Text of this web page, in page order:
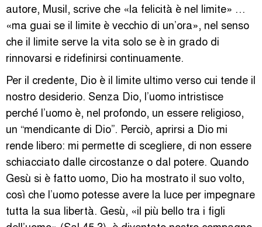
autore, Musil, scrive che «la felicità è nel limite» …
«ma guai se il limite è vecchio di un’ora», nel senso
che il limite serve la vita solo se è in grado di
rinnovarsi e ridefinirsi continuamente.
Per il credente, Dio è il limite ultimo verso cui tende il
nostro desiderio. Senza Dio, l’uomo intristisce
perché l’uomo è, nel profondo, un essere religioso,
un “mendicante di Dio”. Perciò, aprirsi a Dio mi
rende libero: mi permette di scegliere, di non essere
schiacciato dalle circostanze o dal potere. Quando
Gesù si è fatto uomo, Dio ha mostrato il suo volto,
così che l’uomo potesse avere la luce per impegnare
tutta la sua libertà. Gesù, «il più bello tra i figli